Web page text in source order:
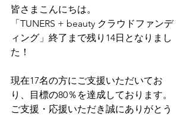
皆さまこんにちは。
「TUNERS + beauty クラウドファンデ
ィング」終了まで残り14日となりまし
た！
現在17名の方にご支援いただいてお
り、目標の80％を達成しております。
ご支援・応援いただき誠にありがとう